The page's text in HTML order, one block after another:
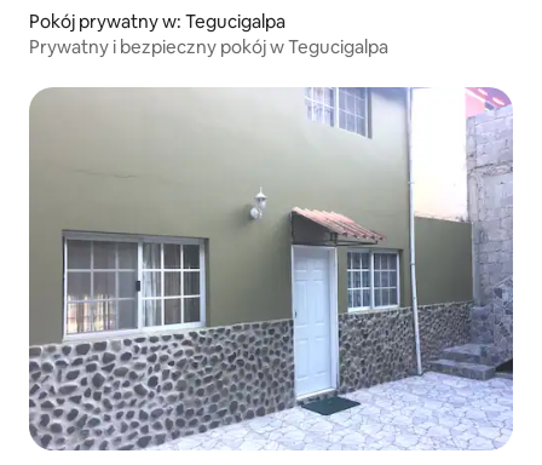
Pokój prywatny w: Tegucigalpa
Prywatny i bezpieczny pokój w Tegucigalpa